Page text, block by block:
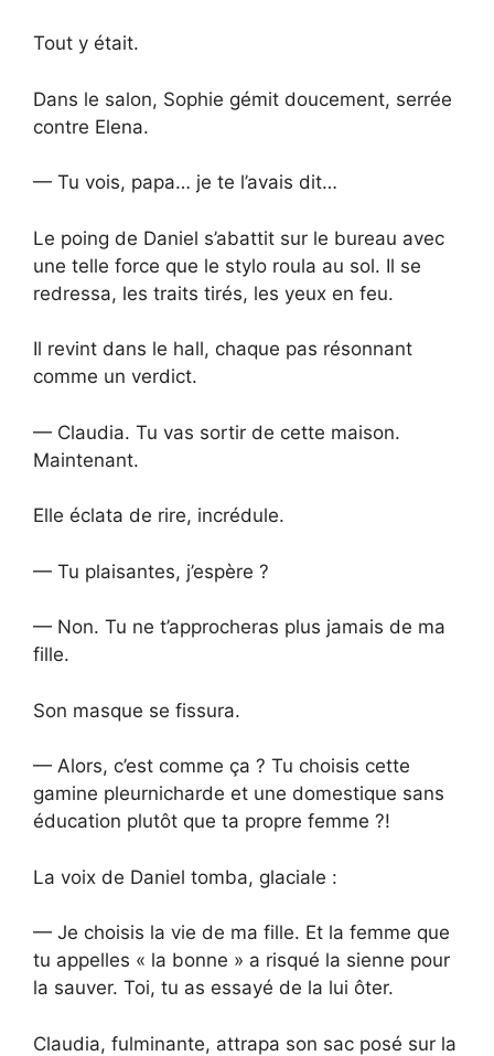
Tout y était.
Dans le salon, Sophie gémit doucement, serrée
contre Elena.
— Tu vois, papa… je te l’avais dit…
Le poing de Daniel s’abattit sur le bureau avec
une telle force que le stylo roula au sol. Il se
redressa, les traits tirés, les yeux en feu.
Il revint dans le hall, chaque pas résonnant
comme un verdict.
— Claudia. Tu vas sortir de cette maison.
Maintenant.
Elle éclata de rire, incrédule.
— Tu plaisantes, j’espère ?
— Non. Tu ne t’approcheras plus jamais de ma
fille.
Son masque se fissura.
— Alors, c’est comme ça ? Tu choisis cette
gamine pleurnicharde et une domestique sans
éducation plutôt que ta propre femme ?!
La voix de Daniel tomba, glaciale :
— Je choisis la vie de ma fille. Et la femme que
tu appelles « la bonne » a risqué la sienne pour
la sauver. Toi, tu as essayé de la lui ôter.
Claudia, fulminante, attrapa son sac posé sur la